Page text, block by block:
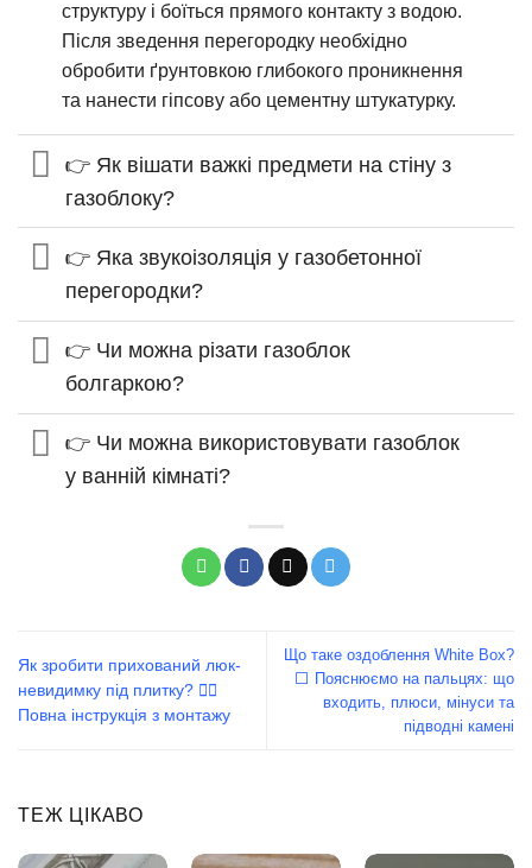
структуру і боїться прямого контакту з водою.
Після зведення перегородку необхідно
обробити ґрунтовкою глибокого проникнення
та нанести гіпсову або цементну штукатурку.
👉 Як вішати важкі предмети на стіну з
газоблоку?
👉 Яка звукоізоляція у газобетонної
перегородки?
👉 Чи можна різати газоблок
болгаркою?
👉 Чи можна використовувати газоблок
у ванній кімнаті?
Як зробити прихований люк-
невидимку під плитку? 🕵️‍♂️
Повна інструкція з монтажу
Що таке оздоблення White Box?
⬜️ Пояснюємо на пальцях: що
входить, плюси, мінуси та
підводні камені
ТЕЖ ЦІКАВО